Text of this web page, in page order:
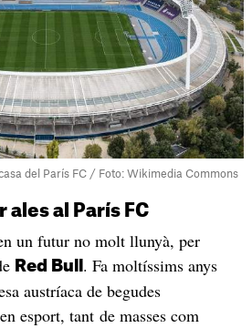
del París FC / Foto: Wikimedia Commons
ales al París FC
un futur no molt llunyà, per
Red Bull . Fa moltíssims anys
austríaca de begudes
esport, tant de masses com